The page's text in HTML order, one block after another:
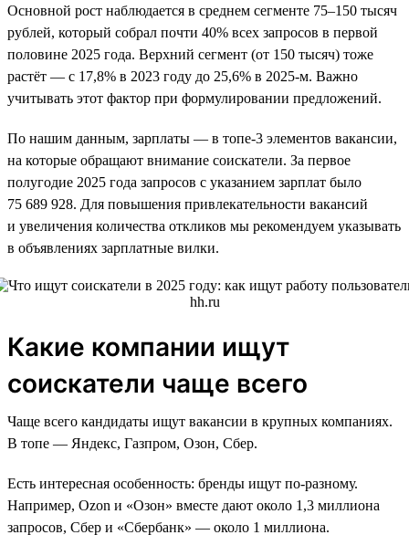
Основной рост наблюдается в среднем сегменте 75–150 тысяч
рублей, который собрал почти 40% всех запросов в первой
половине 2025 года. Верхний сегмент (от 150 тысяч) тоже
растёт — с 17,8% в 2023 году до 25,6% в 2025-м. Важно
учитывать этот фактор при формулировании предложений.
По нашим данным, зарплаты — в топе-3 элементов вакансии,
на которые обращают внимание соискатели. За первое
полугодие 2025 года запросов с указанием зарплат было
75 689 928. Для повышения привлекательности вакансий
и увеличения количества откликов мы рекомендуем указывать
в объявлениях зарплатные вилки.
Какие компании ищут
соискатели чаще всего
Чаще всего кандидаты ищут вакансии в крупных компаниях.
В топе — Яндекс, Газпром, Озон, Сбер.
Есть интересная особенность: бренды ищут по-разному.
Например, Ozon и «Озон» вместе дают около 1,3 миллиона
запросов, Сбер и «Сбербанк» — около 1 миллиона.